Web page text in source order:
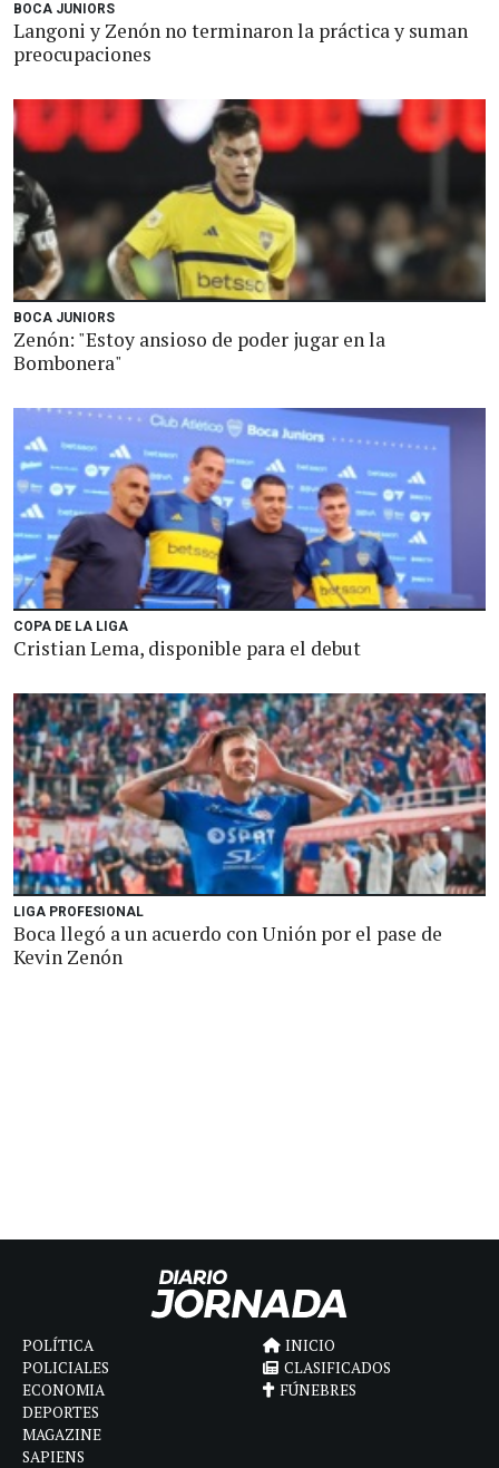
BOCA JUNIORS
Langoni y Zenón no terminaron la práctica y suman
preocupaciones
BOCA JUNIORS
Zenón: "Estoy ansioso de poder jugar en la
Bombonera"
COPA DE LA LIGA
Cristian Lema, disponible para el debut
LIGA PROFESIONAL
Boca llegó a un acuerdo con Unión por el pase de
Kevin Zenón
POLÍTICA
POLICIALES
ECONOMIA
DEPORTES
MAGAZINE
SAPIENS
INICIO
CLASIFICADOS
FÚNEBRES